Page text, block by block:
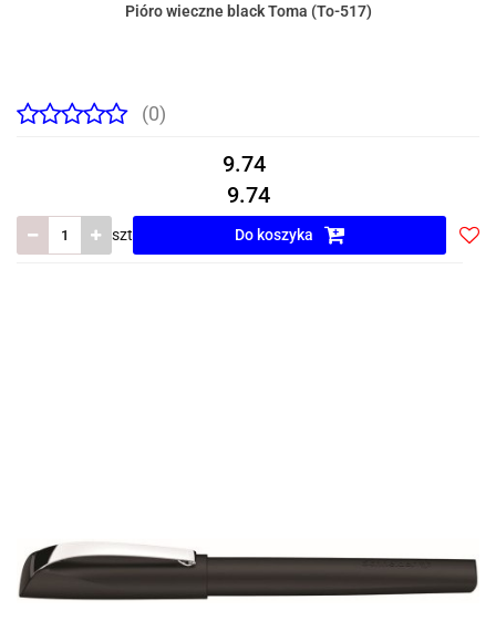
Pióro wieczne black Toma (To-517)
(0)
9.74
9.74
szt Do koszyka